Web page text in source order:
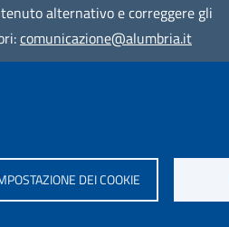
alternativo e correggere gli
comunicazione@alumbria.it
DEI COOKIE